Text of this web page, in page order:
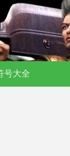
奇私服-
号大全